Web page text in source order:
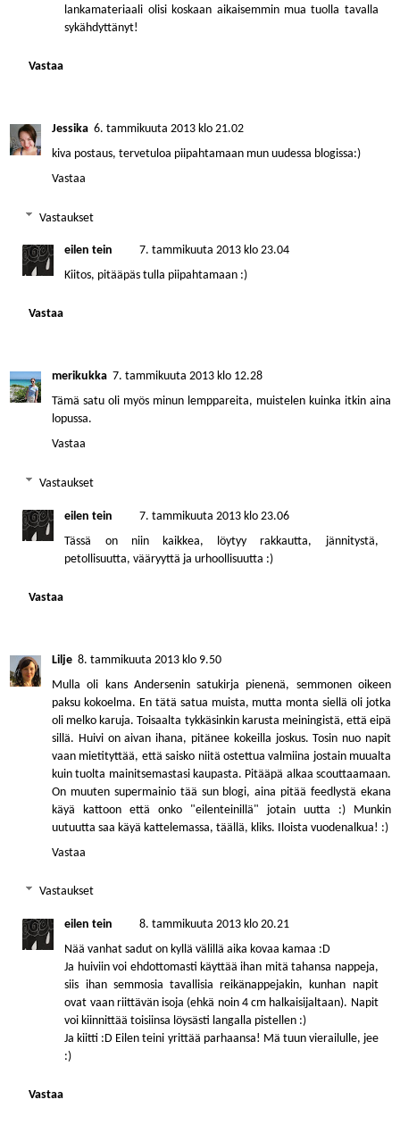
lankamateriaali olisi koskaan aikaisemmin mua tuolla tavalla
sykähdyttänyt!
Vastaa
Jessika 6. tammikuuta 2013 klo 21.02
kiva postaus, tervetuloa piipahtamaan mun uudessa blogissa:)
Vastaa
Vastaukset
eilen tein
7. tammikuuta 2013 klo 23.04
Kiitos, pitääpäs tulla piipahtamaan :)
Vastaa
merikukka 7. tammikuuta 2013 klo 12.28
Tämä satu oli myös minun lemppareita, muistelen kuinka itkin aina
lopussa.
Vastaa
Vastaukset
eilen tein
7. tammikuuta 2013 klo 23.06
Tässä on niin kaikkea, löytyy rakkautta, jännitystä,
petollisuutta, vääryyttä ja urhoollisuutta :)
Vastaa
Lilje 8. tammikuuta 2013 klo 9.50
Mulla oli kans Andersenin satukirja pienenä, semmonen oikeen
paksu kokoelma. En tätä satua muista, mutta monta siellä oli jotka
oli melko karuja. Toisaalta tykkäsinkin karusta meiningistä, että eipä
sillä. Huivi on aivan ihana, pitänee kokeilla joskus. Tosin nuo napit
vaan mietityttää, että saisko niitä ostettua valmiina jostain muualta
kuin tuolta mainitsemastasi kaupasta. Pitääpä alkaa scouttaamaan.
On muuten supermainio tää sun blogi, aina pitää feedlystä ekana
käyä kattoon että onko "eilenteinillä" jotain uutta :) Munkin
uutuutta saa käyä kattelemassa, täällä, kliks. Iloista vuodenalkua! :)
Vastaa
Vastaukset
eilen tein
8. tammikuuta 2013 klo 20.21
Nää vanhat sadut on kyllä välillä aika kovaa kamaa :D
Ja huiviin voi ehdottomasti käyttää ihan mitä tahansa nappeja,
siis ihan semmosia tavallisia reikänappejakin, kunhan napit
ovat vaan riittävän isoja (ehkä noin 4 cm halkaisijaltaan). Napit
voi kiinnittää toisiinsa löysästi langalla pistellen :)
Ja kiitti :D Eilen teini yrittää parhaansa! Mä tuun vierailulle, jee
:)
Vastaa